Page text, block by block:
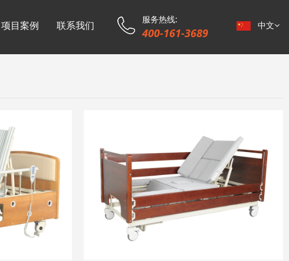
中文
服务热线:
400-161-3689
项目案例 联系我们